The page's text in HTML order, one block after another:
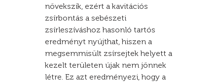
növekszik, ezért a kavitációs
zsírbontás a sebészeti
zsírleszíváshoz hasonló tartós
eredményt nyújthat, hiszen a
megsemmisült zsírsejtek helyett a
kezelt területen újak nem jönnek
létre. Ez azt eredményezi, hogy a